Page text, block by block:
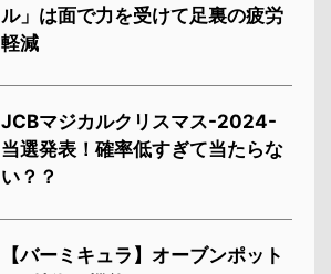
ル」は面で力を受けて足裏の疲労
軽減
JCBマジカルクリスマス-2024-
当選発表！確率低すぎて当たらな
い？？
【バーミキュラ】オーブンポット